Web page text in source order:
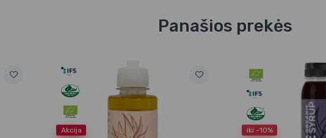
Panašios prekės
Akcija
iki -10%